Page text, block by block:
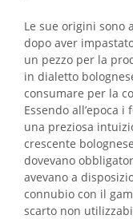
Le sue origini
dopo aver
un pezzo per la
in dialetto
consumare per la
Essendo all’epoca
una preziosa
crescente
dovevano
avevano a
connubio con il
scarto non